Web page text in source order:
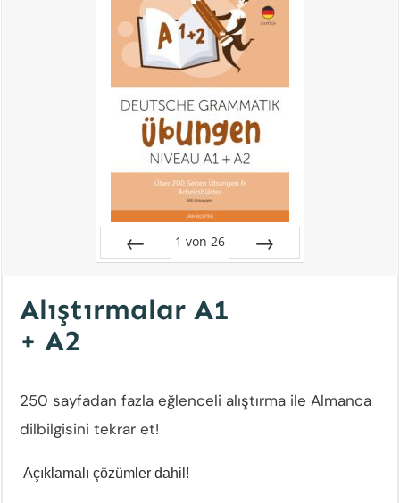
1 von 26
Alıştırmalar A1
+ A2
250 sayfadan fazla eğlenceli alıştırma ile Almanca
dilbilgisini tekrar et!
Açıklamalı çözümler dahil!